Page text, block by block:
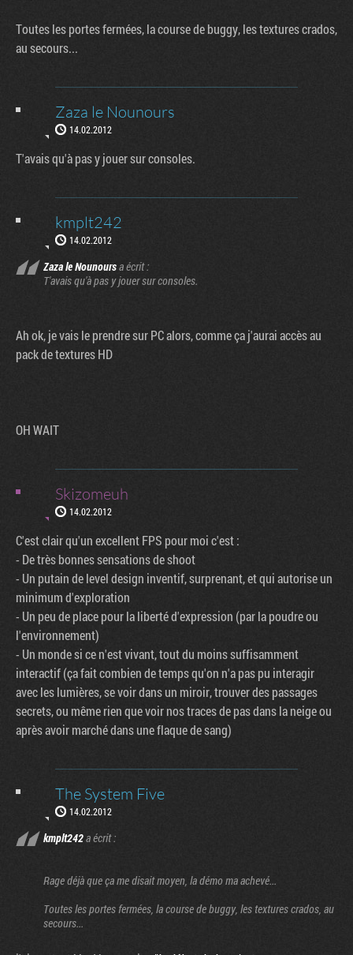
Toutes les portes fermées, la course de buggy, les textures crados,
au secours...
Zaza le Nounours
14.02.2012
T'avais qu'à pas y jouer sur consoles.
kmplt242
14.02.2012
Zaza le Nounoursa écrit :
T'avais qu'à pas y jouer sur consoles.
Ah ok, je vais le prendre sur PC alors, comme ça j'aurai accès au
pack de textures HD
OH WAIT
Skizomeuh
14.02.2012
C'est clair qu'un excellent FPS pour moi c'est :
- De très bonnes sensations de shoot
- Un putain de level design inventif, surprenant, et qui autorise un
minimum d'exploration
- Un peu de place pour la liberté d'expression (par la poudre ou
l'environnement)
- Un monde si ce n'est vivant, tout du moins suffisamment
interactif (ça fait combien de temps qu'on n'a pas pu interagir
avec les lumières, se voir dans un miroir, trouver des passages
secrets, ou même rien que voir nos traces de pas dans la neige ou
après avoir marché dans une flaque de sang)
The System Five
14.02.2012
kmplt242a écrit :
Rage déjà que ça me disait moyen, la démo ma achevé...
Toutes les portes fermées, la course de buggy, les textures crados, au
secours...